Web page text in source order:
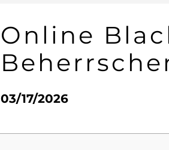
Online
03/17/2026